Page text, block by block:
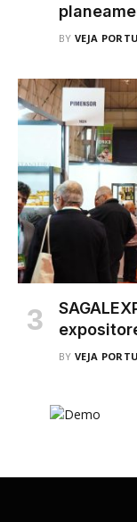
BY VEJA
BY VEJA